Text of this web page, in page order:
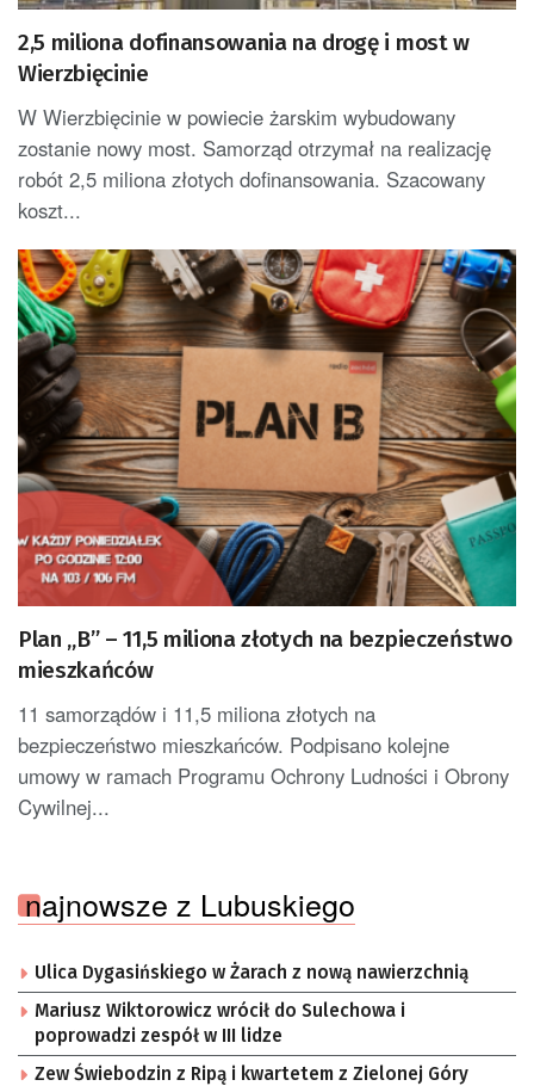
2,5 miliona dofinansowania na drogę i most w
Wierzbięcinie
W Wierzbięcinie w powiecie żarskim wybudowany
zostanie nowy most. Samorząd otrzymał na realizację
robót 2,5 miliona złotych dofinansowania. Szacowany
koszt...
Plan „B” – 11,5 miliona złotych na bezpieczeństwo
mieszkańców
11 samorządów i 11,5 miliona złotych na
bezpieczeństwo mieszkańców. Podpisano kolejne
umowy w ramach Programu Ochrony Ludności i Obrony
Cywilnej...
najnowsze z Lubuskiego
Ulica Dygasińskiego w Żarach z nową nawierzchnią
Mariusz Wiktorowicz wrócił do Sulechowa i
poprowadzi zespół w III lidze
Zew Świebodzin z Ripą i kwartetem z Zielonej Góry